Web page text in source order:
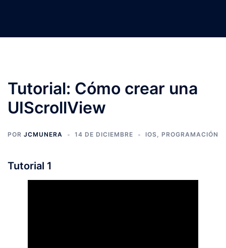
Tutorial: Cómo crear una
UIScrollView
POR JCMUNERA 14 DE DICIEMBRE IOS, PROGRAMACIÓN
Tutorial 1